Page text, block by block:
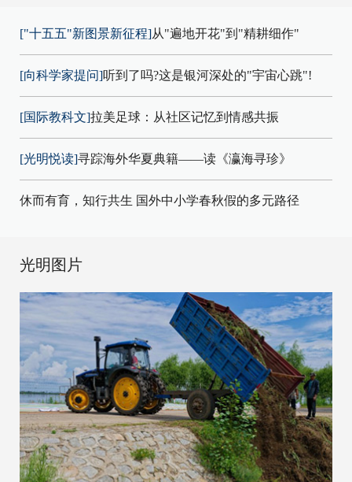
["十五五"新图景新征程]从"遍地开花"到"精耕细作"
[向科学家提问]听到了吗?这是银河深处的"宇宙心跳"!
[国际教科文]拉美足球：从社区记忆到情感共振
[光明悦读]寻踪海外华夏典籍——读《瀛海寻珍》
休而有育，知行共生 国外中小学春秋假的多元路径
光明图片